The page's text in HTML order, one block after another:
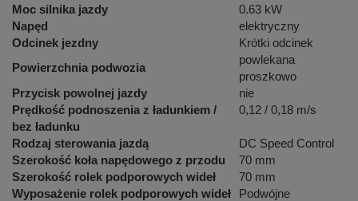
Moc silnika jazdy
0.63 kW
Napęd
elektryczny
Odcinek jezdny
Krótki odcinek
Powierzchnia podwozia
powlekana
proszkowo
Przycisk powolnej jazdy
nie
Prędkość podnoszenia z ładunkiem /
bez ładunku
0,12 / 0,18 m/s
Rodzaj sterowania jazdą
DC Speed Control
Szerokość koła napędowego z przodu
70 mm
Szerokość rolek podporowych wideł
70 mm
Wyposażenie rolek podporowych wideł
Podwójne